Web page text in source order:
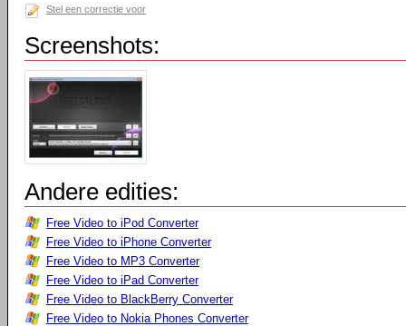
Stel een correctie voor
Screenshots:
Andere edities:
Free Video to iPod Converter
Free Video to iPhone Converter
Free Video to MP3 Converter
Free Video to iPad Converter
Free Video to BlackBerry Converter
Free Video to Nokia Phones Converter